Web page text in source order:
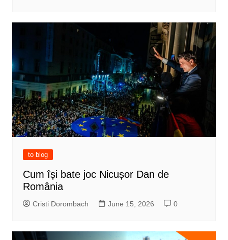
to blog
Cum își bate joc Nicușor Dan de
România
Cristi Dorombach June 15, 2026 0